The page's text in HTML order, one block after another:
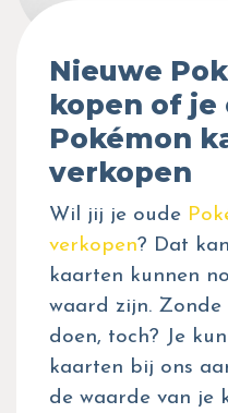
Nieuwe
kopen of je
Pokémon
verkopen
Wil jij je oude
verkopen? Dat
kaarten kunnen
waard zijn.
doen, toch? Je
kaarten bij ons
de waarde van je